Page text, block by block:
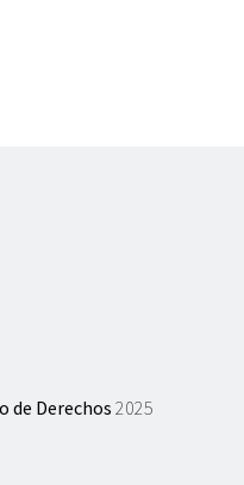
de Derechos 2025